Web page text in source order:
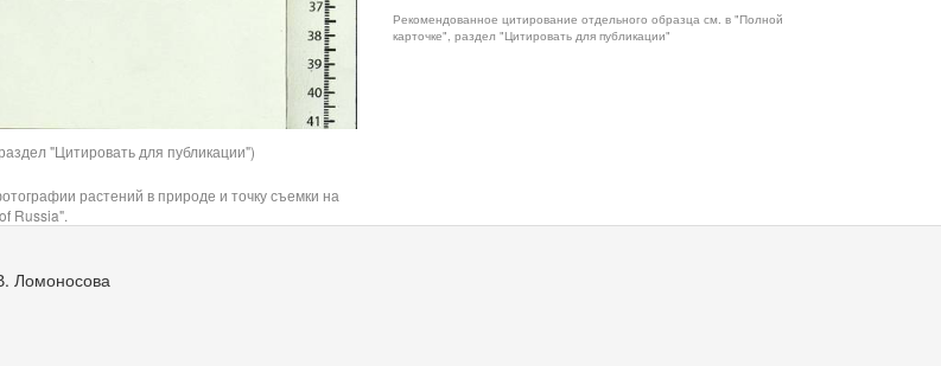
"Цитировать для публикации")
растений в природе и точку съемки на
Russia".
Рекомендованное цитирование отдельного образца см. в "Полной
карточке", раздел "Цитировать для публикации"
Ломоносова